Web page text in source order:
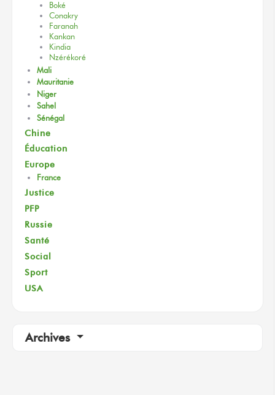
Boké
Conakry
Faranah
Kankan
Kindia
Nzérékoré
Mali
Mauritanie
Niger
Sahel
Sénégal
Chine
Éducation
Europe
France
Justice
PFP
Russie
Santé
Social
Sport
USA
Archives